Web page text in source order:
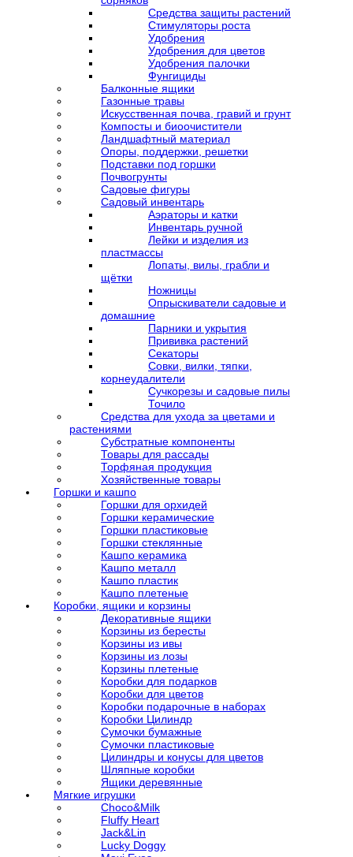
Средства защиты растений
Стимуляторы роста
Удобрения
Удобрения для цветов
Удобрения палочки
Фунгициды
Балконные ящики
Газонные травы
Искусственная почва, гравий и грунт
Компосты и биоочистители
Ландшафтный материал
Опоры, поддержки, решетки
Подставки под горшки
Почвогрунты
Садовые фигуры
Садовый инвентарь
Аэраторы и катки
Инвентарь ручной
Лейки и изделия из
пластмассы
Лопаты, вилы, грабли и
щётки
Ножницы
Опрыскиватели садовые и
домашние
Парники и укрытия
Прививка растений
Секаторы
Совки, вилки, тяпки,
корнеудалители
Сучкорезы и садовые пилы
Точило
Средства для ухода за цветами и
растениями
Субстратные компоненты
Товары для рассады
Торфяная продукция
Хозяйственные товары
Горшки и кашпо
Горшки для орхидей
Горшки керамические
Горшки пластиковые
Горшки стеклянные
Кашпо керамика
Кашпо металл
Кашпо пластик
Кашпо плетеные
Коробки, ящики и корзины
Декоративные ящики
Корзины из бересты
Корзины из ивы
Корзины из лозы
Корзины плетеные
Коробки для подарков
Коробки для цветов
Коробки подарочные в наборах
Коробки Цилиндр
Сумочки бумажные
Сумочки пластиковые
Цилиндры и конусы для цветов
Шляпные коробки
Ящики деревянные
Мягкие игрушки
Choco&Milk
Fluffy Heart
Jack&Lin
Lucky Doggy